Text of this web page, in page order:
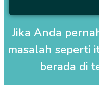
Jika Anda
masalah seperti
berada di